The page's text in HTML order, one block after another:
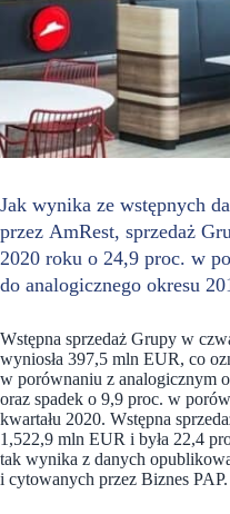
Jak wynika ze wstępnych
przez AmRest, sprzedaż
2020 roku o 24,9 proc. w
do analogicznego okresu
Wstępna sprzedaż Grupy w
wyniosła 397,5 mln EUR, co
w porównaniu z analogicznym
oraz spadek o 9,9 proc. w
kwartału 2020. Wstępna
1,522,9 mln EUR i była 22,4
tak wynika z danych
i cytowanych przez Biznes PAP.